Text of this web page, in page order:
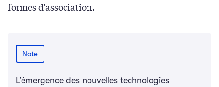
formes d’association.
Note
L’émergence des nouvelles technologies